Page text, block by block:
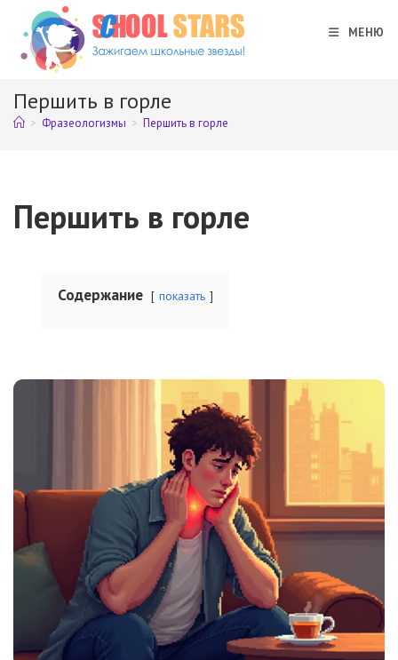
Перейти
содержимому
МЕНЮ
Першить в горле
> Фразеологизмы > Першить в горле
Першить в горле
Содержание показать